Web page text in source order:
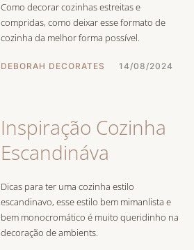
Como decorar cozinhas estreitas e
compridas, como deixar esse formato de
cozinha da melhor forma possível.
DEBORAH DECORATES 14/08/2024
Inspiração Cozinha
Escandináva
Dicas para ter uma cozinha estilo
escandinavo, esse estilo bem mimanlista e
bem monocromático é muito queridinho na
decoração de ambients.